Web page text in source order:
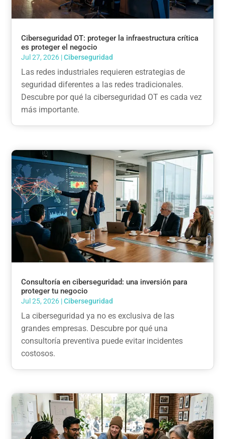
Ciberseguridad OT: proteger la infraestructura crítica
es proteger el negocio
Jul 27, 2026 |Ciberseguridad
Las redes industriales requieren estrategias de
seguridad diferentes a las redes tradicionales.
Descubre por qué la ciberseguridad OT es cada vez
más importante.
Consultoría en ciberseguridad: una inversión para
proteger tu negocio
Jul 25, 2026 |Ciberseguridad
La ciberseguridad ya no es exclusiva de las
grandes empresas. Descubre por qué una
consultoría preventiva puede evitar incidentes
costosos.